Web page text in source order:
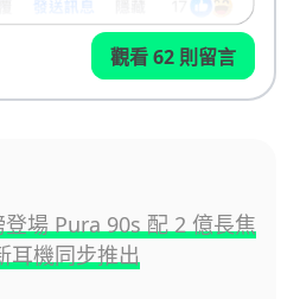
觀看 62 則留言
場 Pura 90s 配 2 億長焦
耳機同步推出